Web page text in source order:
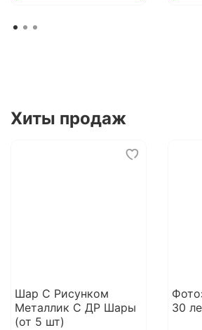
Хиты продаж
Шар С Рисунком
Металлик С ДР Шары
(от 5 шт)
30